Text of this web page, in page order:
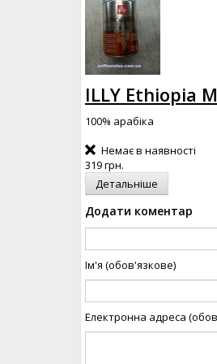
ILLY Ethiopia
100% арабіка
Немає в наявності
319 грн.
Детальніше
Додати коментар
Ім'я (обов'язкове)
Електронна адреса